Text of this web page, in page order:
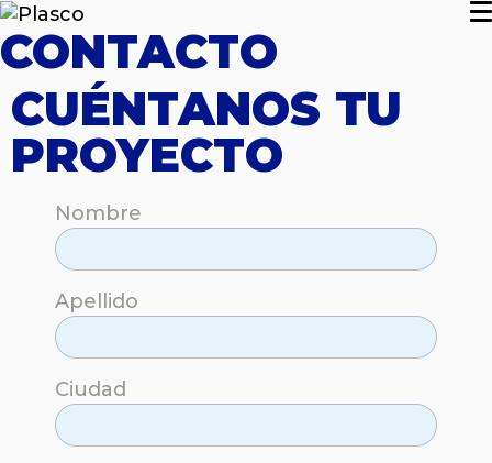
CONTACTO
CUÉNTANOS TU
PROYECTO
Nombre
Apellido
Ciudad